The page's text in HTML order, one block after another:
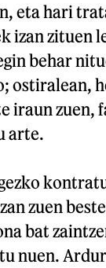
eta hari
izan zituen
behar
ostiralean,
iraun zuen,
arte.
zuen
bat
nuen.